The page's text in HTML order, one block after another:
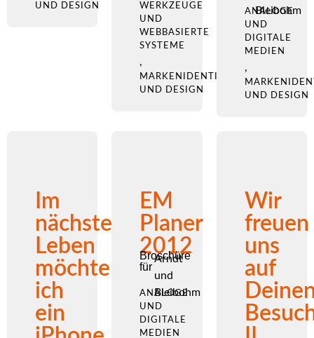
UND DESIGN
WERKZEUGE
UND
WEBBASIERTE
SYSTEME
,
MARKENIDENTITÄT
UND DESIGN
Bleibohm
ANALOGE
UND
DIGITALE
MEDIEN
,
UND DESIGN
Im
nächsten
Leben
möchte
ich
ein
EM
Planer
2012
Broschüre
für
Arndt
und
Bleibohm
ANALOGE
UND
DIGITALE
MEDIEN
Wir
freuen
uns
auf